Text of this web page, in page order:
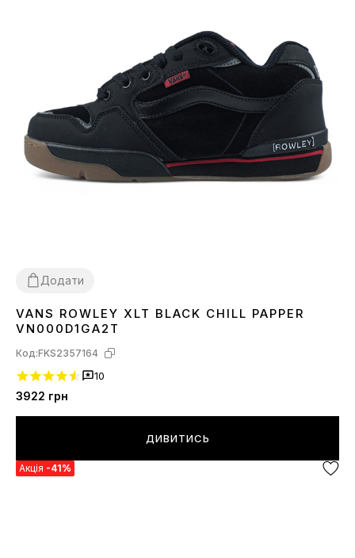
Додати
364144
VANS ROWLEY XLT BLACK CHILL PAPPER
VN000D1GA2T
Код:FKS2357164
10
3922 грн
ДИВИТИСЬ
Акція -41%